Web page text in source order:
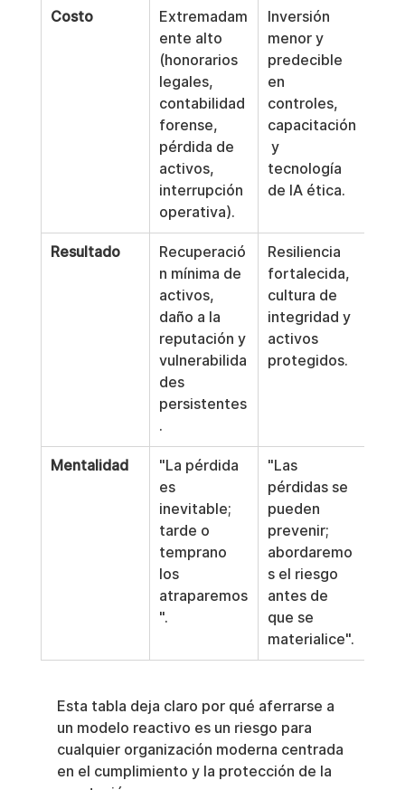
Costo
Extremadam
ente alto
(honorarios
legales,
contabilidad
forense,
pérdida de
activos,
interrupción
operativa).
Inversión
menor y
predecible
en
controles,
capacitación
y
tecnología
de IA ética.
Resultado
Recuperació
n mínima de
activos,
daño a la
reputación y
vulnerabilida
des
persistentes
.
Resiliencia
fortalecida,
cultura de
integridad y
activos
protegidos.
Mentalidad
"La pérdida
es
inevitable;
tarde o
temprano
los
atraparemos
".
"Las
pérdidas se
pueden
prevenir;
abordaremo
s el riesgo
antes de
que se
materialice".
Esta tabla deja claro por qué aferrarse a
un modelo reactivo es un riesgo para
cualquier organización moderna centrada
en el cumplimiento y la protección de la